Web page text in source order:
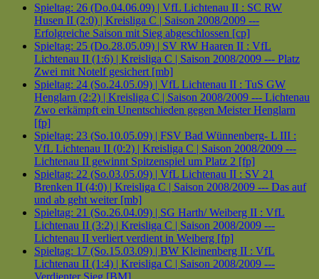
Spieltag: 26 (Do.04.06.09) | VfL Lichtenau II : SC RW
Husen II (2:0) | Kreisliga C | Saison 2008/2009 ---
Erfolgreiche Saison mit Sieg abgeschlossen [cp]
Spieltag: 25 (Do.28.05.09) | SV RW Haaren II : VfL
Lichtenau II (1:6) | Kreisliga C | Saison 2008/2009 --- Platz
Zwei mit Notelf gesichert [mb]
Spieltag: 24 (So.24.05.09) | VfL Lichtenau II : TuS GW
Henglarn (2:2) | Kreisliga C | Saison 2008/2009 --- Lichtenau
Zwo erkämpft ein Unentschieden gegen Meister Henglarn
[fp]
Spieltag: 23 (So.10.05.09) | FSV Bad Wünnenberg- L III :
VfL Lichtenau II (0:2) | Kreisliga C | Saison 2008/2009 ---
Lichtenau II gewinnt Spitzenspiel um Platz 2 [fp]
Spieltag: 22 (So.03.05.09) | VfL Lichtenau II : SV 21
Brenken II (4:0) | Kreisliga C | Saison 2008/2009 --- Das auf
und ab geht weiter [mb]
Spieltag: 21 (So.26.04.09) | SG Harth/ Weiberg II : VfL
Lichtenau II (3:2) | Kreisliga C | Saison 2008/2009 ---
Lichtenau II verliert verdient in Weiberg [fp]
Spieltag: 17 (So.15.03.09) | BW Kleinenberg II : VfL
Lichtenau II (1:4) | Kreisliga C | Saison 2008/2009 ---
Verdienter Sieg [BM]